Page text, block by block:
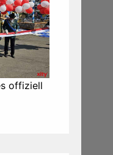
offiziell